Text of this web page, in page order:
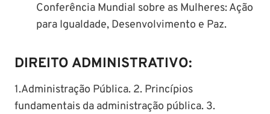
Conferência Mundial sobre as Mulheres: Ação
para Igualdade, Desenvolvimento e Paz.
DIREITO ADMINISTRATIVO:
1.Administração Pública. 2. Princípios
fundamentais da administração pública. 3.